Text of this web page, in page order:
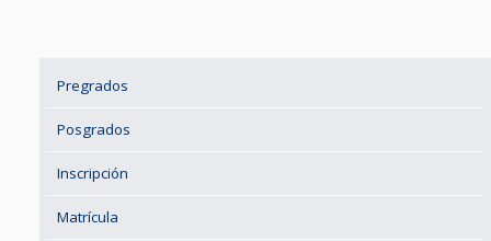
Pregrados
Posgrados
Inscripción
Matrícula